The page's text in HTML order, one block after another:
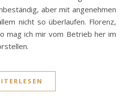
aber mit angenehmen
nicht so überlaufen. Florenz,
mag ich mir vom Betrieb her im